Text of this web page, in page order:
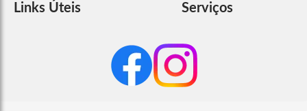
Links Úteis Serviços